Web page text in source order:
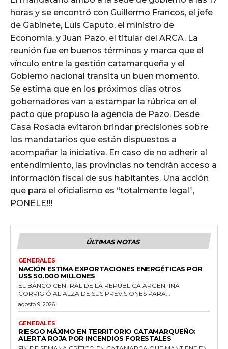
horas y se encontró con Guillermo Francos, el jefe
de Gabinete, Luis Caputo, el ministro de
Economía, y Juan Pazo, el titular del ARCA. La
reunión fue en buenos términos y marca que el
vínculo entre la gestión catamarqueña y el
Gobierno nacional transita un buen momento.
Se estima que en los próximos días otros
gobernadores van a estampar la rúbrica en el
pacto que propuso la agencia de Pazo. Desde
Casa Rosada evitaron brindar precisiones sobre
los mandatarios que están dispuestos a
acompañar la iniciativa. En caso de no adherir al
entendimiento, las provincias no tendrán acceso a
información fiscal de sus habitantes. Una acción
que para el oficialismo es “totalmente legal”,
PONELE!!!
ÚLTIMAS NOTAS
GENERALES
NACIÓN ESTIMA EXPORTACIONES ENERGÉTICAS POR
US$ 50.000 MILLONES
EL BANCO CENTRAL DE LA REPÚBLICA ARGENTINA
CORRIGIÓ AL ALZA DE SUS PREVISIONES PARA...
agosto 9, 2026
GENERALES
RIESGO MÁXIMO EN TERRITORIO CATAMARQUEÑO:
ALERTA ROJA POR INCENDIOS FORESTALES